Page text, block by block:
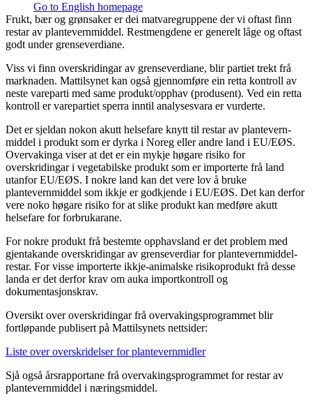
Go to English homepage
Frukt, bær og grønsaker er dei matvare­gruppene der vi oftast finn
restar av plantevern­middel. Rest­mengdene er generelt låge og oftast
godt under grense­verdiane.
Viss vi finn overskridingar av grense­verdiane, blir partiet trekt frå
marknaden. Mattilsynet kan også gjennomføre ein retta kontroll av
neste vareparti med same produkt/opphav (produsent). Ved ein retta
kontroll er vare­partiet sperra inntil analyse­svara er vurderte.
Det er sjeldan nokon akutt helsefare knytt til restar av plantevern­
middel i produkt som er dyrka i Noreg eller andre land i EU/EØS.
Overvakinga viser at det er ein mykje høgare risiko for
overskridingar i vegetabilske produkt som er importerte frå land
utanfor EU/EØS. I nokre land kan det vere lov å bruke
plantevernmiddel som ikkje er godkjende i EU/EØS. Det kan derfor
vere noko høgare risiko for at slike produkt kan medføre akutt
helsefare for forbrukarane.
For nokre produkt frå bestemte opphavsland er det problem med
gjentakande overskridingar av grenseverdiar for plantevernmiddel­
restar. For visse importerte ikkje-animalske risiko­produkt frå desse
landa er det derfor krav om auka importkontroll og
dokumentasjonskrav.
Oversikt over overskridingar frå overvakingsprogrammet blir
fortløpande publisert på Mattilsynets nettsider:
Liste over overskridelser for plantevernmidler
Sjå også årsrapportane frå overvakingsprogrammet for restar av
plantevernmiddel i næringsmiddel.